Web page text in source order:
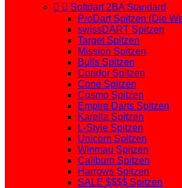
  Softdart 2BA Standard
ProDart Spitzen (Die
swissDART Spitzen
Target Spitzen
Mission Spitzen
Bulls Spitzen
Condor Spitzen
Cone Spitzen
Cosmo Spitzen
Empire Darts Spitzen
Karella Spitzen
L-Style Spitzen
Unicorn Spitzen
Winmau Spitzen
Caliburn Spitzen
Harrows Spitzen
SALE $$$$ Spitzen